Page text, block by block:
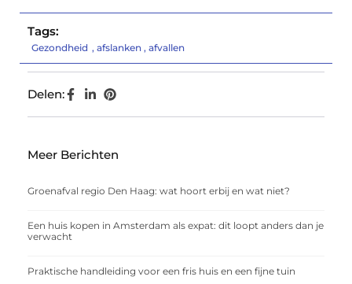
Tags:
Gezondheid , afslanken , afvallen
Delen:
Meer Berichten
Groenafval regio Den Haag: wat hoort erbij en wat niet?
Een huis kopen in Amsterdam als expat: dit loopt anders dan je
verwacht
Praktische handleiding voor een fris huis en een fijne tuin